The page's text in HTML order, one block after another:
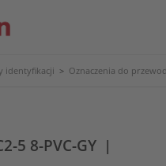
identyfikacji > Oznaczenia do
5 8-PVC-GY |